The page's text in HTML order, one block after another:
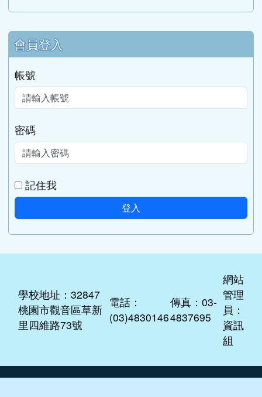
會員登入
帳號
密碼
記住我
登入
學校地址：32847
桃園市觀音區草新
里四維路73號
電話：
(03)4830146
傳真：03-
4837695
網站
管理
員：
資訊
組